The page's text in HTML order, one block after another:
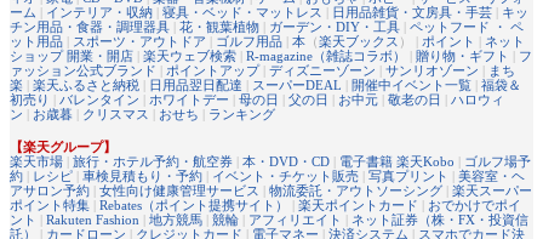
ーム | インテリア・収納 | 寝具・ベッド・マットレス | 日用品雑貨・文房具・手芸 | キッ
チン用品・食器・調理器具 | 花・観葉植物 | ガーデン・DIY・工具 | ペットフード ・ ペ
ット用品 | スポーツ・アウトドア | ゴルフ用品 | 本 （楽天ブックス ） | ポイント | ネット
ショップ 開業・開店 | 楽天ウェブ検索 | R-magazine（雑誌コラボ） | 贈り物・ギフト | フ
ァッション公式ブランド | ポイントアップ| ディズニーゾーン | サンリオゾーン | まち
楽 | 楽天ふるさと納税 | 日用品翌日配達 | スーパーDEAL | 開催中イベント一覧 | 福袋＆
初売り | バレンタイン | ホワイトデー | 母の日 | 父の日 | お中元 | 敬老の日 | ハロウィ
ン | お歳暮 | クリスマス | おせち | ランキング
【楽天グループ】
楽天市場 | 旅行・ホテル予約・航空券 | 本・DVD・CD | 電子書籍 楽天Kobo | ゴルフ場予
約 | レシピ | 車検見積もり・予約 | イベント・チケット販売 | 写真プリント | 美容室・ヘ
アサロン予約 | 女性向け健康管理サービス | 物流委託・アウトソーシング | 楽天スーパー
ポイント特集 | Rebates（ポイント提携サイト） | 楽天ポイントカード | おでかけでポイ
ント | Rakuten Fashion | 地方競馬 | 競輪 | アフィリエイト | ネット証券（株・FX・投資信
託）
| カードローン | クレジットカード | 電子マネー | 決済システム | スマホでカード決